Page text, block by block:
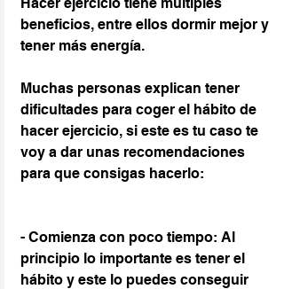
beneficios, entre ellos dormir mejor y
tener más energía.
Muchas personas explican tener
dificultades para coger el hábito de
hacer ejercicio, si este es tu caso te
voy a dar unas recomendaciones
para que consigas hacerlo:
- Comienza con poco tiempo: Al
principio lo importante es tener el
hábito y este lo puedes conseguir